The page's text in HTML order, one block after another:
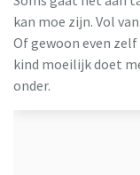
kan moe zijn. Vol
Of gewoon even
kind moeilijk doet
onder.